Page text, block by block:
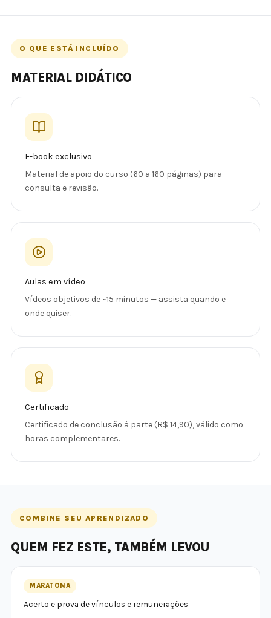
O QUE ESTÁ INCLUÍDO
MATERIAL DIDÁTICO
E-book exclusivo
Material de apoio do curso (60 a 160 páginas) para
consulta e revisão.
Aulas em vídeo
Vídeos objetivos de ~15 minutos — assista quando e
onde quiser.
Certificado
Certificado de conclusão à parte (R$ 14,90), válido como
horas complementares.
COMBINE SEU APRENDIZADO
QUEM FEZ ESTE, TAMBÉM LEVOU
MARATONA
Acerto e prova de vínculos e remunerações